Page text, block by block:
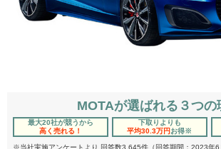
MOTAが選ばれる３つの
最大20社が競うから
高く売れる！
下取りよりも
平均30.3万円お得※
※当社実施アンケートより 回答数3,645件（回答期間：2023年6